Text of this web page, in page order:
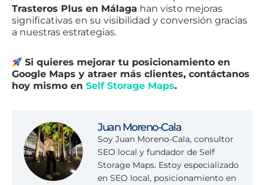
Trasteros Plus en Málaga han visto mejoras
significativas en su visibilidad y conversión gracias
a nuestras estrategias.
Si quieres mejorar tu posicionamiento en
Google Maps y atraer más clientes, contáctanos
hoy mismo en Self Storage Maps.
Juan Moreno-Cala
Soy Juan Moreno-Cala, consultor
SEO local y fundador de Self
Storage Maps. Estoy especializado
en SEO local, posicionamiento en